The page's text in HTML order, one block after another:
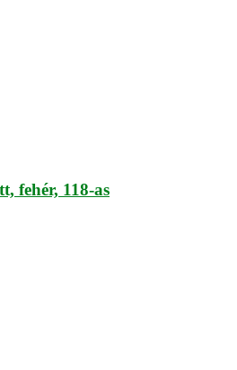
fehér, 118-as